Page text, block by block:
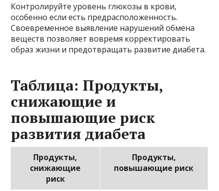
Контролируйте уровень глюкозы в крови,
особенно если есть предрасположенность.
Своевременное выявление нарушений обмена
веществ позволяет вовремя корректировать
образ жизни и предотвращать развитие диабета.
Таблица: Продукты,
снижающие и
повышающие риск
развития диабета
Продукты,
снижающие
риск
Продукты,
повышающие риск